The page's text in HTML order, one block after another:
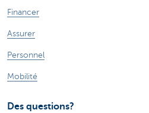
Financer
Assurer
Personnel
Mobilité
Des questions?